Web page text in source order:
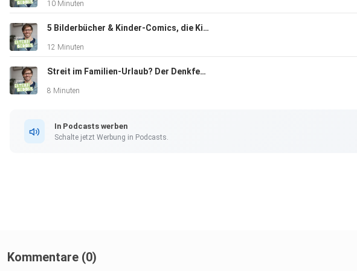
10 Minuten
5 Bilderbücher & Kinder-Comics, die Kinder lieben
12 Minuten
Streit im Familien-Urlaub? Der Denkfehler, der eure Ferien belastet
8 Minuten
In Podcasts werben
Schalte jetzt Werbung in Podcasts.
Kommentare (0)